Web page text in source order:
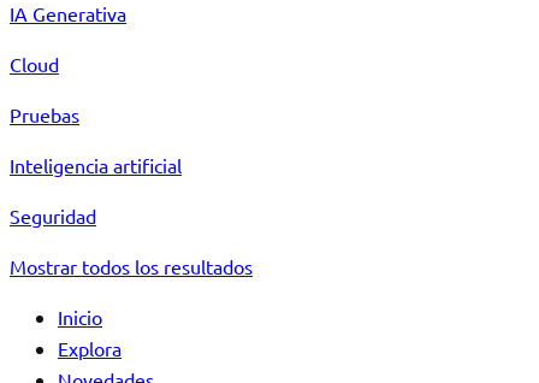
IA Generativa
Cloud
Pruebas
Inteligencia artificial
Seguridad
Mostrar todos los resultados
Inicio
Explora